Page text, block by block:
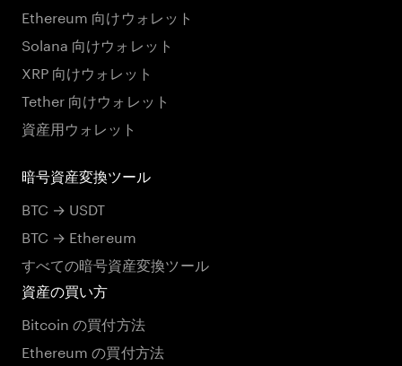
Ethereum 向けウォレット
Solana 向けウォレット
XRP 向けウォレット
Tether 向けウォレット
資産用ウォレット
暗号資産変換ツール
BTC → USDT
BTC → Ethereum
すべての暗号資産変換ツール
資産の買い方
Bitcoin の買付方法
Ethereum の買付方法